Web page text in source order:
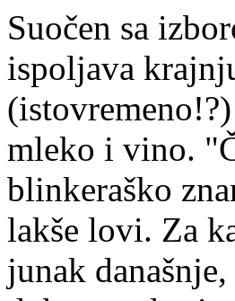
Suočen sa
ispoljava
mleko i vino.
blinkeraško
lakše lovi. Za
junak